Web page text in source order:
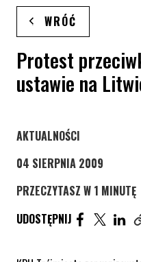
WRÓĆ
Protest
ustawie na
STRONA KATEGORII WPISÓW
AKTUALNOŚCI
04 SIERPNIA 2009
PRZECZYTASZ W 1 MINUTĘ
UDOSTĘPNIJ